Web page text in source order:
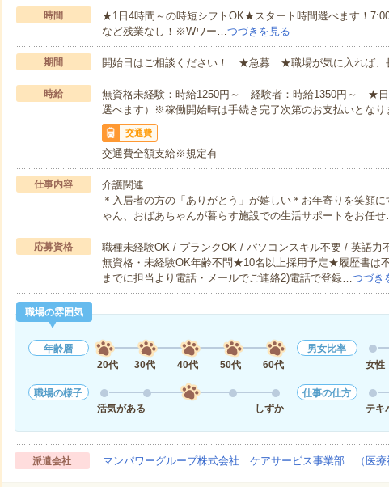
時間
★1日4時間～の時短シフトOK★スタート時間選べます！
など残業なし！※Wワー…つづきを見る
期間 開始日はご相談ください！ ★急募 ★職場が気に入れば、
時給
無資格未経験：時給1250円～ 経験者：時給1350円～ ★日
選べます）※稼働開始時は手続き完了次第のお支払いとなり
交通費
交通費全額支給※規定有
仕事内容
介護関連
＊入居者の方の「ありがとう」が嬉しい＊お年寄りを笑顔
ゃん、おばあちゃんが暮らす施設での生活サポートをお任
応募資格
職種未経験OK / ブランクOK / パソコンスキル不要 / 英語力
無資格・未経験OK年齢不問★10名以上採用予定★履歴書は
までに担当より電話・メールでご連絡2)電話で登録…つづき
職場の雰囲気
年齢層
20代
30代 40代 50代 60代
男女比率
女性
職場の様子
活気がある
しずか
仕事の仕方
テキ
派遣会社 マンパワーグループ株式会社 ケアサービス事業部 （医療